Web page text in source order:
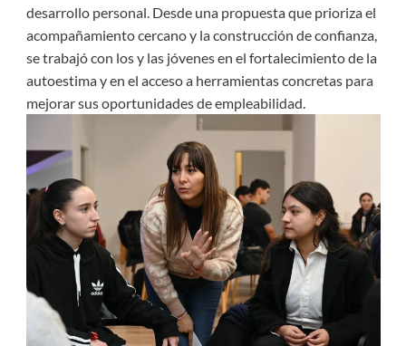
desarrollo personal. Desde una propuesta que prioriza el
acompañamiento cercano y la construcción de confianza,
se trabajó con los y las jóvenes en el fortalecimiento de la
autoestima y en el acceso a herramientas concretas para
mejorar sus oportunidades de empleabilidad.